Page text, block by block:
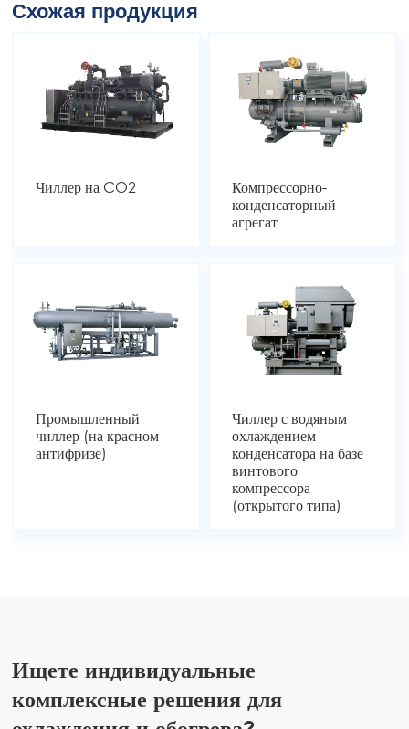
Схожая продукция
Чиллер на CO2
Компрессорно-
конденсаторный
агрегат
Промышленный
чиллер (на красном
антифризе)
Чиллер с водяным
охлаждением
конденсатора на базе
винтового
компрессора
(открытого типа)
Ищете индивидуальные
комплексные решения для